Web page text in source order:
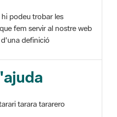
podeu trobar les
fem servir al nostre web
definició
tarara tararero